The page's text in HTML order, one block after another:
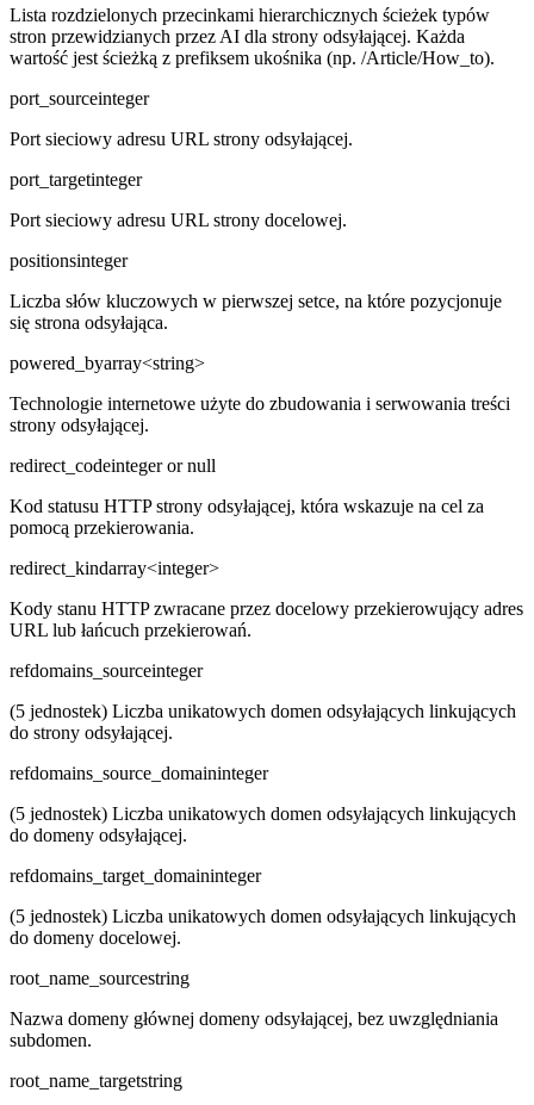
Lista rozdzielonych przecinkami hierarchicznych ścieżek typów
stron przewidzianych przez AI dla strony odsyłającej. Każda
wartość jest ścieżką z prefiksem ukośnika (np. /Article/How_to).
port_sourceinteger
Port sieciowy adresu URL strony odsyłającej.
port_targetinteger
Port sieciowy adresu URL strony docelowej.
positionsinteger
Liczba słów kluczowych w pierwszej setce, na które pozycjonuje
się strona odsyłająca.
powered_byarray<string>
Technologie internetowe użyte do zbudowania i serwowania treści
strony odsyłającej.
redirect_codeinteger or null
Kod statusu HTTP strony odsyłającej, która wskazuje na cel za
pomocą przekierowania.
redirect_kindarray<integer>
Kody stanu HTTP zwracane przez docelowy przekierowujący adres
URL lub łańcuch przekierowań.
refdomains_sourceinteger
(5 jednostek) Liczba unikatowych domen odsyłających linkujących
do strony odsyłającej.
refdomains_source_domaininteger
(5 jednostek) Liczba unikatowych domen odsyłających linkujących
do domeny odsyłającej.
refdomains_target_domaininteger
(5 jednostek) Liczba unikatowych domen odsyłających linkujących
do domeny docelowej.
root_name_sourcestring
Nazwa domeny głównej domeny odsyłającej, bez uwzględniania
subdomen.
root_name_targetstring